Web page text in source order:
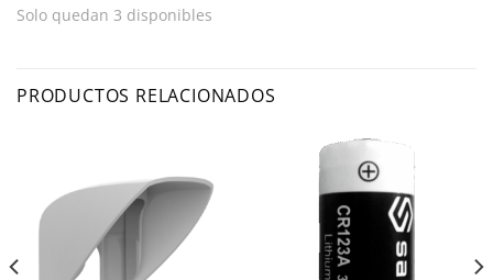
Solo quedan 3 disponibles
PRODUCTOS RELACIONADOS